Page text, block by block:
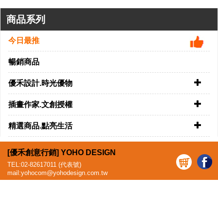
商品系列
今日最推
暢銷商品
優禾設計.時光優物
插畫作家.文創授權
速寫本.繪圖本.裝飾收藏.隨身手札手冊使用
01.02.03.04.
共四種款式
NT$200元